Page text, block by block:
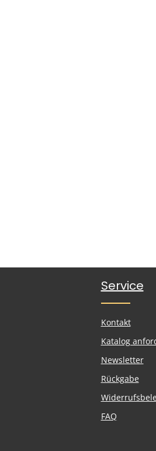
Service
Kontakt
Katalog
Newsletter
Rückgabe
FAQ